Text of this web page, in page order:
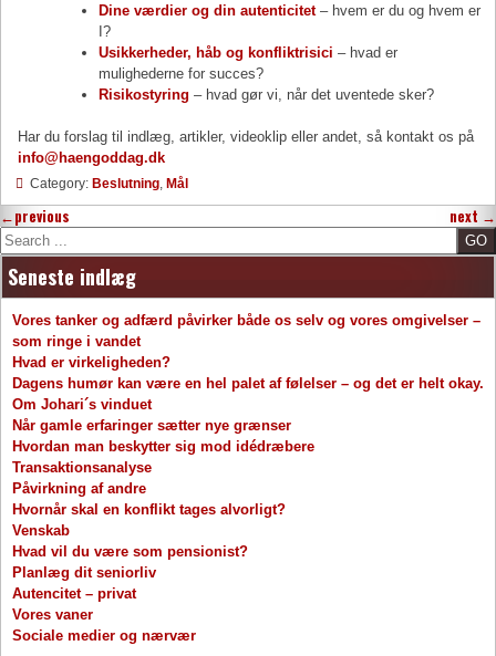
Dine værdier og din autenticitet– hvem er du og hvem er
I?
Usikkerheder, håb og konfliktrisici – hvad er
mulighederne for succes?
Risikostyring – hvad gør vi, når det uventede sker?
Har du forslag til indlæg, artikler, videoklip eller andet, så kontakt os på
info@haengoddag.dk
Category: Beslutning, Mål
←previous next →
Search
Seneste indlæg
Vores tanker og adfærd påvirker både os selv og vores omgivelser –
som ringe i vandet
Hvad er virkeligheden?
Dagens humør kan være en hel palet af følelser – og det er helt okay.
Om Johari´s vinduet
Når gamle erfaringer sætter nye grænser
Hvordan man beskytter sig mod idédræbere
Transaktionsanalyse
Påvirkning af andre
Hvornår skal en konflikt tages alvorligt?
Venskab
Hvad vil du være som pensionist?
Planlæg dit seniorliv
Autencitet – privat
Vores vaner
Sociale medier og nærvær